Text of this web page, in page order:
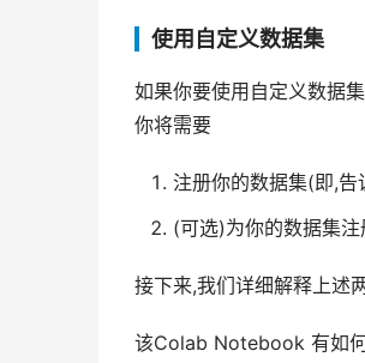
使用自定义数据集
如果你要使用自定义数据
你将需要
注册你的数据集(即,
(可选)为你的数据集注
接下来,我们详细解释上述
该Colab Notebook 有如何